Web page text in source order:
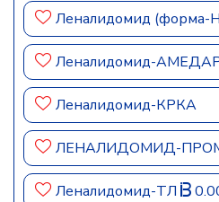
Леналидомид (форма-
Леналидомид-
Леналидомид-КРКА
ЛЕНАЛИДОМИД-
Леналидомид-ТЛ